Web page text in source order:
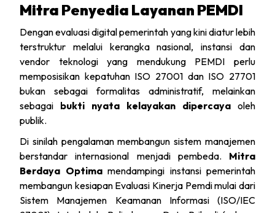
Mitra Penyedia Layanan PEMDI
Dengan evaluasi digital pemerintah yang kini diatur lebih
terstruktur melalui kerangka nasional, instansi dan
vendor teknologi yang mendukung PEMDI perlu
memposisikan kepatuhan ISO 27001 dan ISO 27701
bukan sebagai formalitas administratif, melainkan
sebagai bukti nyata kelayakan dipercaya oleh
publik.
Di sinilah pengalaman membangun sistem manajemen
berstandar internasional menjadi pembeda. Mitra
Berdaya Optimamendampingi instansi pemerintah
membangun kesiapan Evaluasi Kinerja Pemdi mulai dari
Sistem Manajemen Keamanan Informasi (ISO/IEC